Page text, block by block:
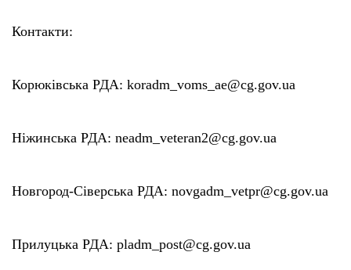
Контакти:
Корюківська РДА: koradm_voms_ae@cg.gov.ua
Ніжинська РДА: neadm_veteran2@cg.gov.ua
Новгород-Сіверська РДА: novgadm_vetpr@cg.gov.ua
Прилуцька РДА: pladm_post@cg.gov.ua